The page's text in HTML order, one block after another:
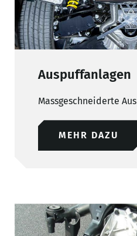
Auspuffanlagen
Massgeschneiderte
MEHR DAZU